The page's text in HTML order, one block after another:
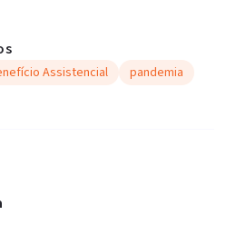
Assistencial pandemia